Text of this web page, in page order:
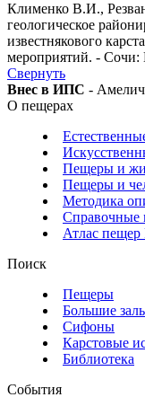
Клименко В.И.,
геологическое
известнякового
мероприятий. -
Свернуть
Внес в ИПС -
О пещерах
Пещеры и
Пещеры и
Методика
Справочные
Атлас пещер
Поиск
Пещеры
Большие
Сифоны
Карстовые
Библиотека
События